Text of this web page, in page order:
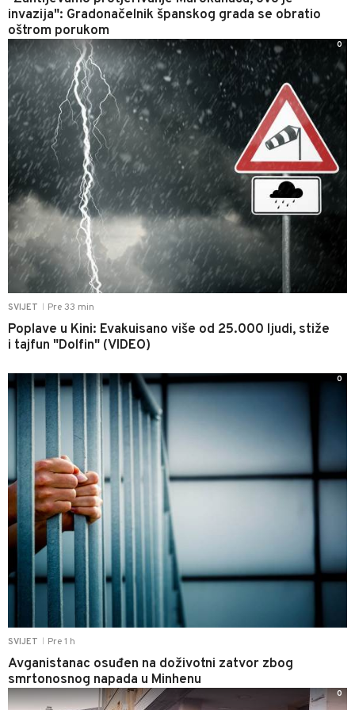
invazija": Gradonačelnik španskog grada se obratio
oštrom porukom
SVIJET Pre 33 min
Poplave u Kini: Evakuisano više od 25.000 ljudi, stiže
i tajfun "Dolfin" (VIDEO)
0
SVIJET Pre 1 h
Avganistanac osuđen na doživotni zatvor zbog
smrtonosnog napada u Minhenu
0
0